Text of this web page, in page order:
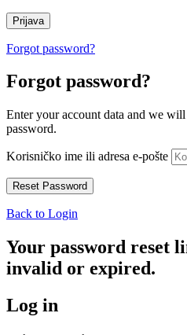
Forgot password?
Forgot password?
Enter your account data and we
password.
Korisničko ime ili adresa e-pošte
Back to Login
Your password reset
invalid or expired.
Log in